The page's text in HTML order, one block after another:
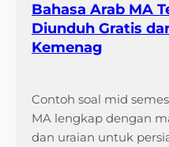
Bahasa Arab MA
Diunduh Gratis
Kemenag
Contoh soal mid
MA lengkap dengan
dan uraian untuk